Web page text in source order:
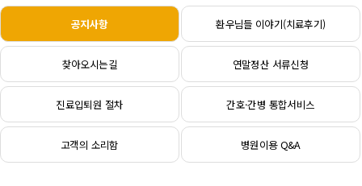
공지사항 환우님들 이야기(치료후기)
찾아오시는길 연말정산 서류신청
진료입퇴원 절차 간호·간병 통합서비스
고객의 소리함 병원이용 Q&A